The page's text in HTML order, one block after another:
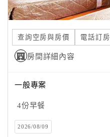
商
品
宣
傳
查詢空房與房價 電話訂房
房間詳細內容
一般專案
4份早餐
2026/08/09